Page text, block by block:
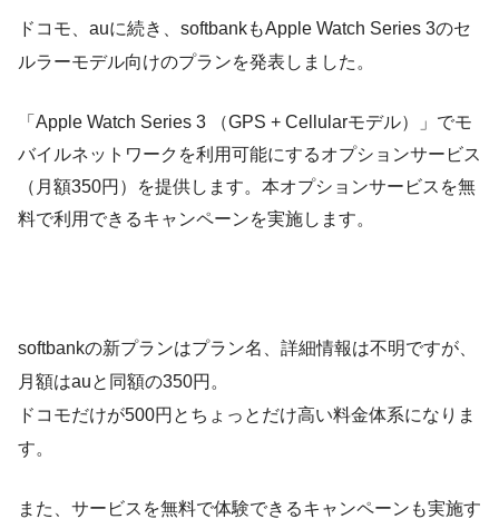
ドコモ、auに続き、softbankもApple Watch Series 3のセ
ルラーモデル向けのプランを発表しました。
「Apple Watch Series 3 （GPS + Cellularモデル）」でモ
バイルネットワークを利用可能にするオプションサービス
（月額350円）を提供します。本オプションサービスを無
料で利用できるキャンペーンを実施します。
softbankの新プランはプラン名、詳細情報は不明ですが、
月額はauと同額の350円。
ドコモだけが500円とちょっとだけ高い料金体系になりま
す。
また、サービスを無料で体験できるキャンペーンも実施す